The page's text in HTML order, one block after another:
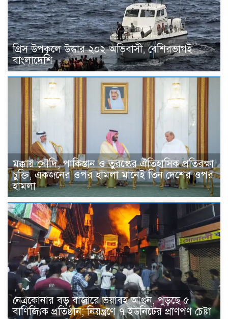
গ্রিস উপকূলে উদ্ধার ২০২ অভিবাসী, বেশিরভাগই
বাংলাদেশি
মক্কায় সৌদি, পাকিস্তান ও তুরস্কের ঐতিহাসিক প্রতিরক্ষা
চুক্তি, একজনের ওপর হামলা মানেই তিন দেশের ওপর
হামলা
নেত্রকোনার বড় বাজারে ভয়াবহ আগুন, পুড়ছে ৫
বাণিজ্যিক প্রতিষ্ঠান; নিয়ন্ত্রণে ৭ ইউনিটের প্রাণপণ চেষ্টা